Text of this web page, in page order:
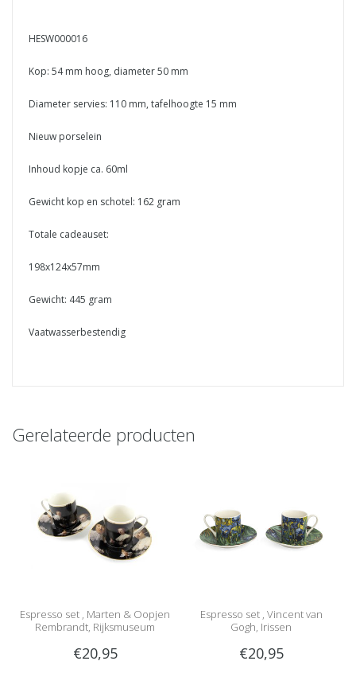
HESW000016
Kop: 54 mm hoog, diameter 50 mm
Diameter servies: 110 mm, tafelhoogte 15 mm
Nieuw porselein
Inhoud kopje ca. 60ml
Gewicht kop en schotel: 162 gram
Totale cadeauset:
198x124x57mm
Gewicht: 445 gram
Vaatwasserbestendig
Gerelateerde producten
Espresso set , Marten & Oopjen
Rembrandt, Rijksmuseum
€20,95
Espresso set , Vincent van
Gogh, Irissen
€20,95